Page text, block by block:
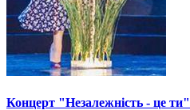
Концерт "Незалежність - це ти"